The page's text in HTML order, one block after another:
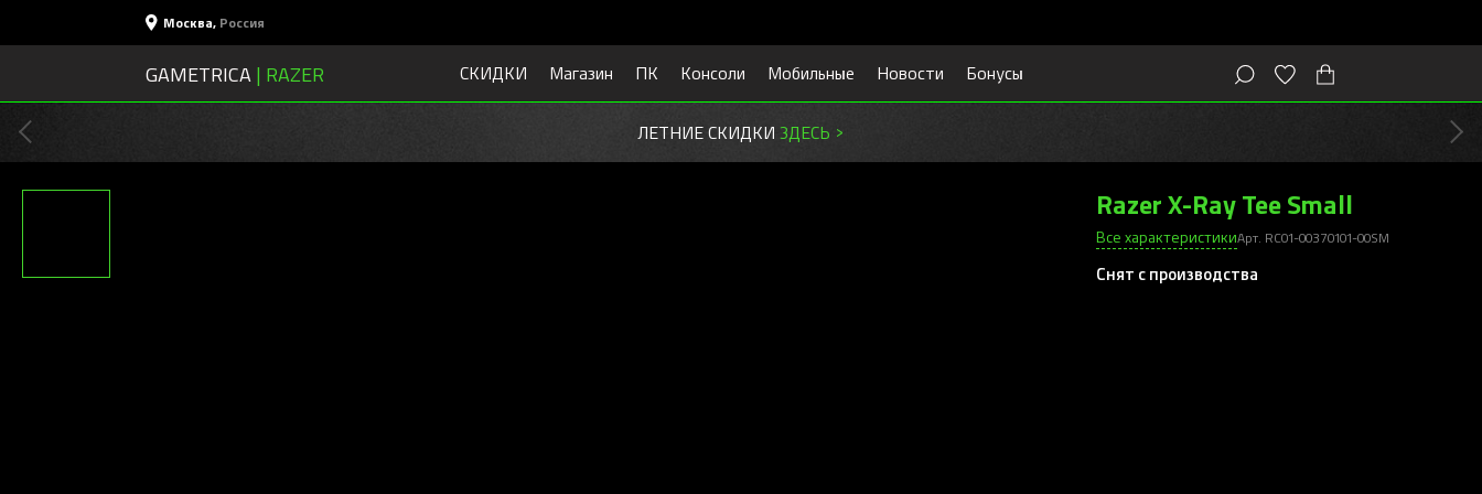
Москва, Россия
GAMETRICA | RAZER СКИДКИ Магазин ПК Консоли Мобильные Новости Бонусы
ЛЕТНИЕ СКИДКИ ЗДЕСЬ >
Razer X-Ray Tee Small
Все характеристикиАрт. RC01-00370101-00SM
Снят с производства